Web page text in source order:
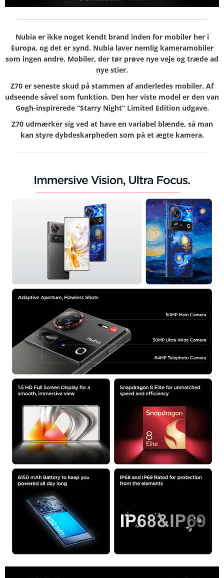
Nubia er ikke noget kendt brand inden for mobiler her i
Europa, og det er synd. Nubia laver nemlig kameramobiler
som ingen andre. Mobiler, der tør prøve nye veje og træde ad
nye stier.
Z70 er seneste skud på stammen af anderledes mobiler. Af
udseende såvel som funktion. Den her viste model er den van
Gogh-inspirerede “Starry Night” Limited Edition udgave.
Z70 udmærker sig ved at have en variabel blænde, så man
kan styre dybdeskarpheden som på et ægte kamera.